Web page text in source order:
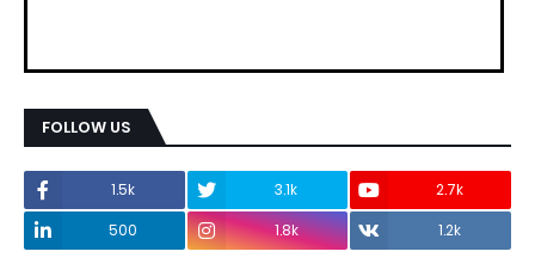
FOLLOW US
1.5k 3.1k
2.7k
500
1.8k 1.2k